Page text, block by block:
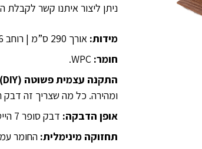
ניתן ליצור איתנו קשר
מידות: אורך 290 ס”מ | רוחב 16 ס”מ | עובי 2.4 ס”מ.
חומר:
התקנה עצמית פשוטה (DIY):
ומהירה. כל מה שצריך זה דבק
אופן הדבקה: דבק סופר 7 הייטק.
תחזוקה מינימלית: החומר